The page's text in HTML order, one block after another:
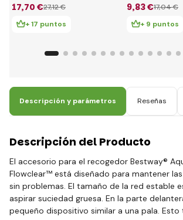
17,70 €27,12 €
+ 17 puntos
9,83 €17,04 €
+ 9 puntos
Descripción y parámetros Reseñas
Descripción del Producto
El accesorio para el recogedor Bestway®
Flowclear™ está diseñado para mantener
sin problemas. El tamaño de la red estable
aspirar suciedad gruesa. En la parte
pequeño dispositivo similar a una pala. Esto